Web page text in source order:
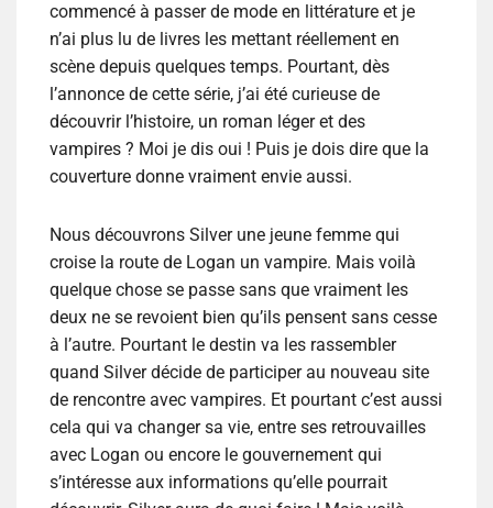
commencé à passer de mode en littérature et je
n’ai plus lu de livres les mettant réellement en
scène depuis quelques temps. Pourtant, dès
l’annonce de cette série, j’ai été curieuse de
découvrir l’histoire, un roman léger et des
vampires ? Moi je dis oui ! Puis je dois dire que la
couverture donne vraiment envie aussi.
Nous découvrons Silver une jeune femme qui
croise la route de Logan un vampire. Mais voilà
quelque chose se passe sans que vraiment les
deux ne se revoient bien qu’ils pensent sans cesse
à l’autre. Pourtant le destin va les rassembler
quand Silver décide de participer au nouveau site
de rencontre avec vampires. Et pourtant c’est aussi
cela qui va changer sa vie, entre ses retrouvailles
avec Logan ou encore le gouvernement qui
s’intéresse aux informations qu’elle pourrait